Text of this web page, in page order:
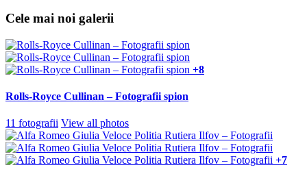
Cele mai noi galerii
+8
Rolls-Royce Cullinan – Fotografii spion
11 fotografii View all photos
+7